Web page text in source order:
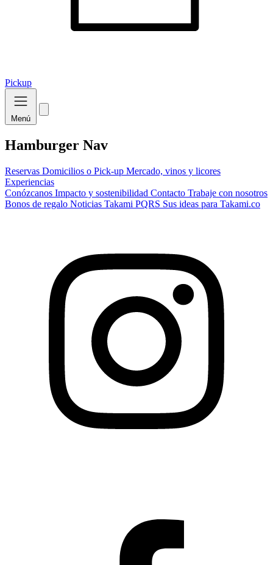
Pickup
Menú
Hamburger Nav
Reservas Domicilios o Pick-up Mercado, vinos y licores
Experiencias
Conózcanos Impacto y sostenibilidad Contacto Trabaje con nosotros
Bonos de regalo Noticias Takami PQRS Sus ideas para Takami.co